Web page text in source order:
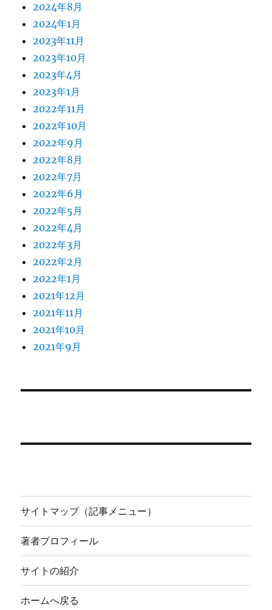
2024年8月
2024年1月
2023年11月
2023年10月
2023年4月
2023年1月
2022年11月
2022年10月
2022年9月
2022年8月
2022年7月
2022年6月
2022年5月
2022年4月
2022年3月
2022年2月
2022年1月
2021年12月
2021年11月
2021年10月
2021年9月
サイトマップ（記事メニュー）
著者プロフィール
サイトの紹介
ホームへ戻る